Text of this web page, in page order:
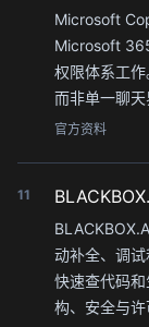
Microsoft
Microsoft
权限体系工作
而非单一聊天
官方资料
11
动补全、调
快速查代码
构、安全与许